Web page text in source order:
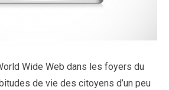
Wide Web dans les foyers du
de vie des citoyens d’un peu